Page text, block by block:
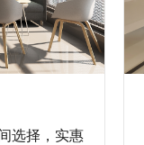
选择，实惠